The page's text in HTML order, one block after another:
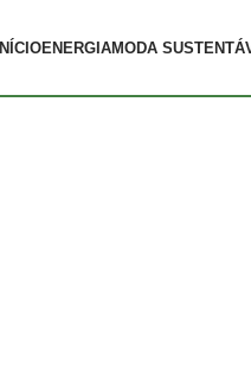
INÍCIOENERGIAMODA